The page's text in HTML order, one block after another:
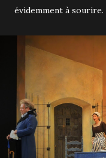
évidemment à sourire.